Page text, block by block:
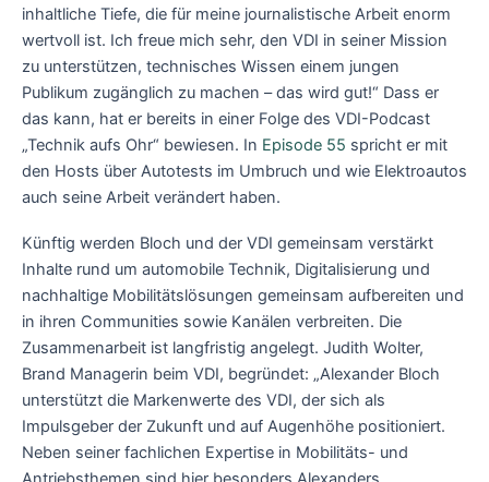
inhaltliche Tiefe, die für meine journalistische Arbeit enorm
wertvoll ist. Ich freue mich sehr, den VDI in seiner Mission
zu unterstützen, technisches Wissen einem jungen
Publikum zugänglich zu machen – das wird gut!“ Dass er
das kann, hat er bereits in einer Folge des VDI-Podcast
„Technik aufs Ohr“ bewiesen. In Episode 55 spricht er mit
den Hosts über Autotests im Umbruch und wie Elektroautos
auch seine Arbeit verändert haben.
Künftig werden Bloch und der VDI gemeinsam verstärkt
Inhalte rund um automobile Technik, Digitalisierung und
nachhaltige Mobilitätslösungen gemeinsam aufbereiten und
in ihren Communities sowie Kanälen verbreiten. Die
Zusammenarbeit ist langfristig angelegt. Judith Wolter,
Brand Managerin beim VDI, begründet: „Alexander Bloch
unterstützt die Markenwerte des VDI, der sich als
Impulsgeber der Zukunft und auf Augenhöhe positioniert.
Neben seiner fachlichen Expertise in Mobilitäts- und